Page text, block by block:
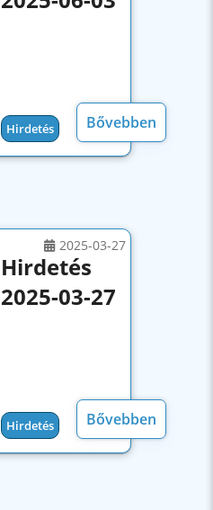
Hirdetés Bővebben
Hirdetés
2025-03-27
Hirdetés
2025-03-27
Bővebben